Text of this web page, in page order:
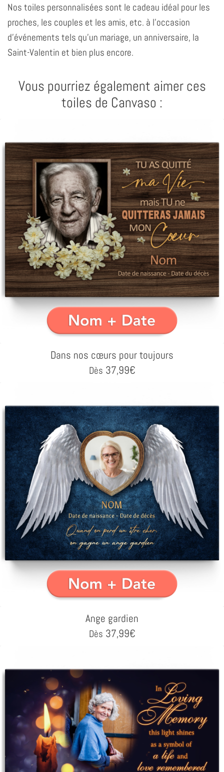
Nos toiles personnalisées sont le cadeau idéal pour les
proches, les couples et les amis, etc. à l'occasion
d'événements tels qu'un mariage, un anniversaire, la
Saint-Valentin et bien plus encore.
Vous pourriez également aimer ces
toiles de Canvaso :
Dans nos cœurs pour toujours
Dès 37,99€
Ange gardien
Dès 37,99€